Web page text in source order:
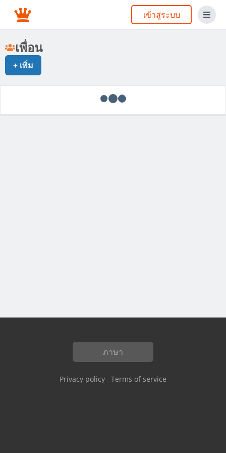
เข้าสู่ระบบ
เพื่อน
+ เพิ่ม
ภาษา
Privacy policy Terms of service